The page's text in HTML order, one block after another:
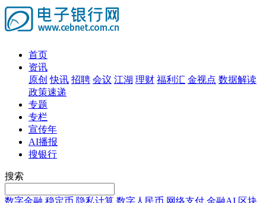
首页
资讯
原创 快讯 招聘 会议 江湖 理财 福利汇 金视点 数据解读
政策速递
专题
专栏
宣传年
AI播报
搜银行
搜索
数字金融 稳定币 隐私计算 数字人民币 网络支付 金融AI 区块